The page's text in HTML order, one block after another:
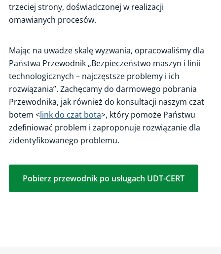
Przenoszenie oznaczeń materiałowych
Efektywność energetyczna dźwigów
przenośne do badań okresowych
Inspekcja dobrowolna zakładu napełniającego gazami zbiorniki
przenośne
Audyt energetyczny przedsiębiorstwa
Nadzór inżynierski
Ocena zakładu przygotowującego zawory bezpieczeństwa do
potwierdzenia ciśnienia nastawy
Bezpieczeństwo procesowe
Kontrola stanu technicznego UTB objetych formą dozoru
trzeciej strony, doświadczonej w realizacji
omawianych procesów.
Mając na uwadze skalę wyzwania, opracowaliśmy dla
Państwa Przewodnik „Bezpieczeństwo maszyn i linii
technologicznych – najczęstsze problemy i ich
rozwiązania”. Zachęcamy do darmowego pobrania
Przewodnika, jak również do konsultacji naszym czat
botem <link do czat bota>, który pomoże Państwu
zdefiniować problem i zaproponuje rozwiązanie dla
zidentyfikowanego problemu.
Pobierz przewodnik po usługach UDT-CERT